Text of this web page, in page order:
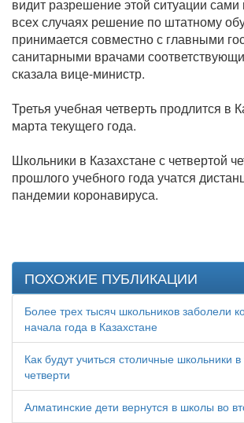
видит разрешение этой ситуации сами
всех случаях решение по штатному
принимается совместно с главными
санитарными врачами
сказала вице-министр.
Третья учебная четверть продлится в
марта текущего года.
Школьники в Казахстане с четвертой
прошлого учебного года учатся
пандемии коронавируса.
ПОХОЖИЕ ПУБЛИКАЦИИ
Более трех тысяч школьников заболели
начала года в Казахстане
Как будут учиться столичные школьники в
четверти
Алматинские дети вернутся в школы во